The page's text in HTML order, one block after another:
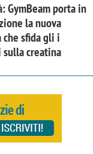
GymBeam porta in
la nuova
che sfida gli i
creatina